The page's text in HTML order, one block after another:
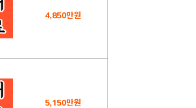
4,850만원
5,150만원